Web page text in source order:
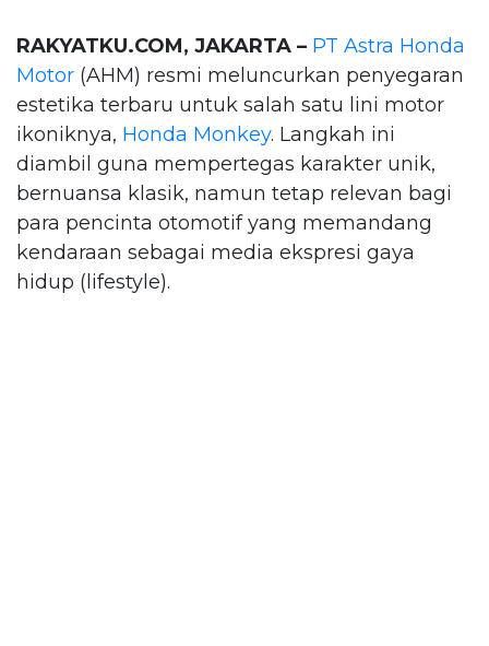
RAKYATKU.COM, JAKARTA – PT Astra Honda
Motor (AHM) resmi meluncurkan penyegaran
estetika terbaru untuk salah satu lini motor
ikoniknya, Honda Monkey. Langkah ini
diambil guna mempertegas karakter unik,
bernuansa klasik, namun tetap relevan bagi
para pencinta otomotif yang memandang
kendaraan sebagai media ekspresi gaya
hidup (lifestyle).